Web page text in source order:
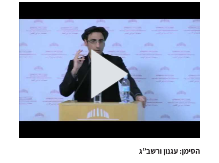
הסימן: עגנון ורשב”ג